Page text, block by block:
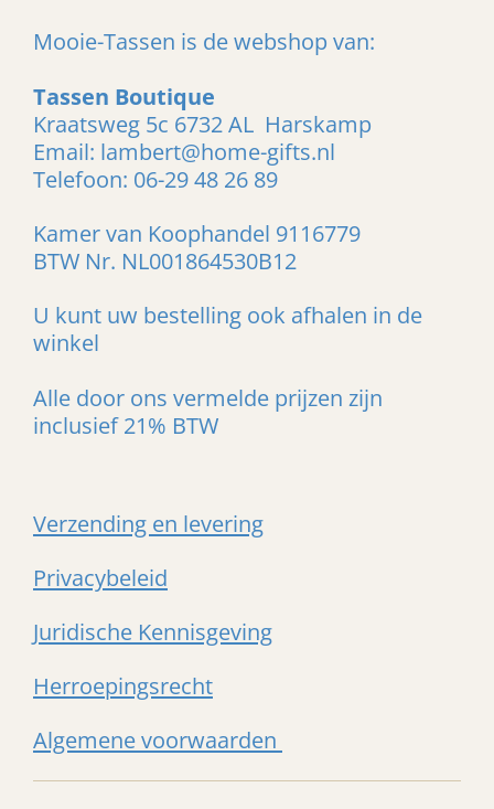
Mooie-Tassen is de webshop van:
Tassen Boutique
Kraatsweg 5c 6732 AL Harskamp
Email: lambert@home-gifts.nl
Telefoon: 06-29 48 26 89
Kamer van Koophandel 9116779
BTW Nr. NL001864530B12
U kunt uw bestelling ook afhalen in de
winkel
Alle door ons vermelde prijzen zijn
inclusief 21% BTW
Verzending en levering
Privacybeleid
Juridische Kennisgeving
Herroepingsrecht
Algemene voorwaarden